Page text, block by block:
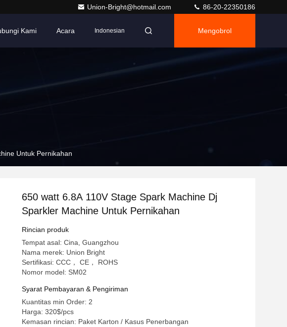
Union-Bright@hotmail.com 86-20-22350186
Kami Acara Indonesian Mengobrol
Untuk Pernikahan
650 watt 6.8A 110V Stage Spark Machine Dj
Sparkler Machine Untuk Pernikahan
Rincian produk
Tempat asal: Cina, Guangzhou
Nama merek: Union Bright
Sertifikasi: CCC， CE， ROHS
Nomor model: SM02
Syarat Pembayaran & Pengiriman
Kuantitas min Order: 2
Harga: 320$/pcs
Kemasan rincian: Paket Karton / Kasus Penerbangan